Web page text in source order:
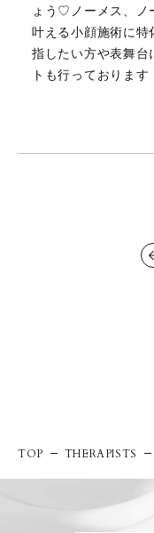
ょう♡ノーメス、ノ
叶える小顔施術に特
指したい方や表舞台
トも行っております
TOP THERAPISTS